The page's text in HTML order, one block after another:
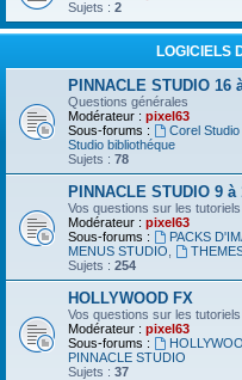
Sujets : 2
LOGICIELS
PINNACLE STUDIO 16
Questions générales
Modérateur : pixel63
Sous-forums :
Corel Studio
Studio bibliothéque
Sujets : 78
PINNACLE STUDIO 9 à
Vos questions sur les tutoriels
Modérateur : pixel63
Sous-forums :
PACKS
MENUS STUDIO
Sujets : 254
HOLLYWOOD FX
Vos questions sur les
Modérateur : pixel63
Sous-forums :
PINNACLE STUDIO
Sujets : 37